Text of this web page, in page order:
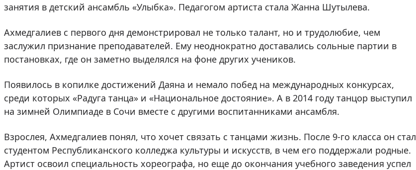
занятия в детский ансамбль «Улыбка». Педагогом артиста стала Жанна Шутылева.
Ахмедгалиев с первого дня демонстрировал не только талант, но и трудолюбие, чем
заслужил признание преподавателей. Ему неоднократно доставались сольные партии в
постановках, где он заметно выделялся на фоне других учеников.
Появилось в копилке достижений Даяна и немало побед на международных конкурсах,
среди которых «Радуга танца» и «Национальное достояние». А в 2014 году танцор выступил
на зимней Олимпиаде в Сочи вместе с другими воспитанниками ансамбля.
Взрослея, Ахмедгалиев понял, что хочет связать с танцами жизнь. После 9-го класса он стал
студентом Республиканского колледжа культуры и искусств, в чем его поддержали родные.
Артист освоил специальность хореографа, но еще до окончания учебного заведения успел